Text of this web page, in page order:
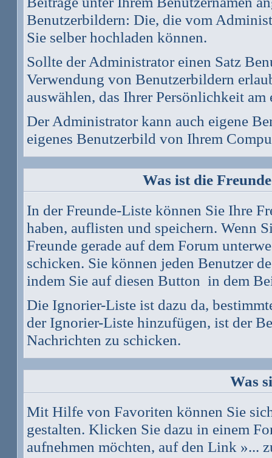
Benutzerbildern: Die, die vom
Sie selber hochladen können.
Sollte der Administrator einen Satz
Verwendung von Benutzerbildern
auswählen, das Ihrer Persönlichkeit am
Der Administrator kann auch eigene
eigenes Benutzerbild von Ihrem
Was ist die
In der Freunde-Liste können Sie Ihre
haben, auflisten und speichern. Wenn
Freunde gerade auf dem Forum
schicken. Sie können jeden Benutzer
indem Sie auf diesen Button in dem
Die Ignorier-Liste ist dazu da,
der Ignorier-Liste hinzufügen, ist der
Nachrichten zu schicken.
Was
Mit Hilfe von Favoriten können Sie
gestalten. Klicken Sie dazu in einem
aufnehmen möchten, auf den Link »...